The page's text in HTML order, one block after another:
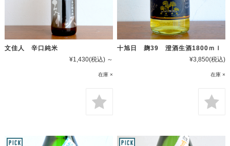
文佳人 辛口純米
¥1,430(税込) ～
在庫 ×
十旭日 麹39 澄酒生酒1800ｍｌ
¥3,850(税込)
在庫 ×